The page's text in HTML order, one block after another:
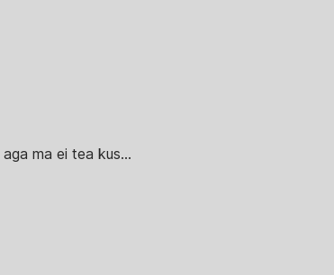
ma ei tea kus...